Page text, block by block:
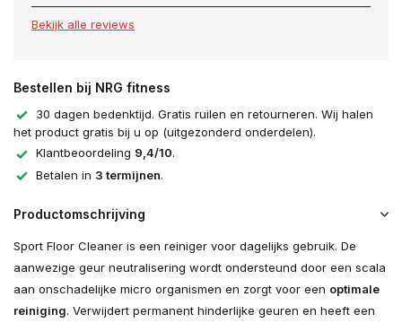
Bekijk alle reviews
Bestellen bij NRG fitness
30 dagen bedenktijd. Gratis ruilen en retourneren. Wij halen
het product gratis bij u op (uitgezonderd onderdelen).
Klantbeoordeling 9,4/10.
Betalen in 3 termijnen.
Productomschrijving
Sport Floor Cleaner is een reiniger voor dagelijks gebruik. De
aanwezige geur neutralisering wordt ondersteund door een scala
aan onschadelijke micro organismen en zorgt voor een optimale
reiniging. Verwijdert permanent hinderlijke geuren en heeft een